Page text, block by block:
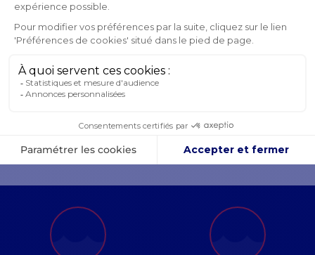
Vous pouvez vous désinscrire à tout moment.
SUIVEZ-NOUS
SUR LES RÉSEAUX SOCIAUX
FacebookYouTubeInstagram